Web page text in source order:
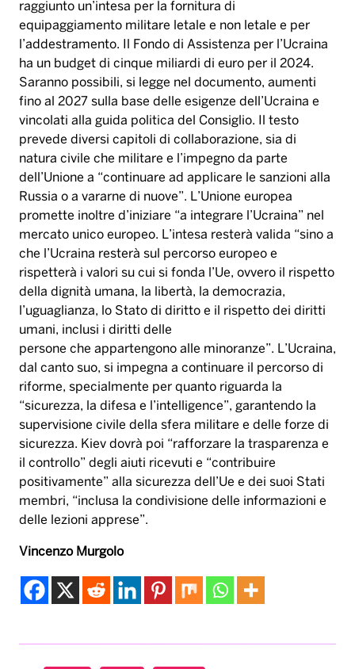
raggiunto un’intesa per la fornitura di
equipaggiamento militare letale e non letale e per
l’addestramento. Il Fondo di Assistenza per l’Ucraina
ha un budget di cinque miliardi di euro per il 2024.
Saranno possibili, si legge nel documento, aumenti
fino al 2027 sulla base delle esigenze dell’Ucraina e
vincolati alla guida politica del Consiglio. Il testo
prevede diversi capitoli di collaborazione, sia di
natura civile che militare e l’impegno da parte
dell’Unione a “continuare ad applicare le sanzioni alla
Russia o a vararne di nuove”. L’Unione europea
promette inoltre d’iniziare “a integrare l’Ucraina” nel
mercato unico europeo. L’intesa resterà valida “sino a
che l’Ucraina resterà sul percorso europeo e
rispetterà i valori su cui si fonda l’Ue, ovvero il rispetto
della dignità umana, la libertà, la democrazia,
l’uguaglianza, lo Stato di diritto e il rispetto dei diritti
umani, inclusi i diritti delle
persone che appartengono alle minoranze”. L’Ucraina,
dal canto suo, si impegna a continuare il percorso di
riforme, specialmente per quanto riguarda la
“sicurezza, la difesa e l’intelligence”, garantendo la
supervisione civile della sfera militare e delle forze di
sicurezza. Kiev dovrà poi “rafforzare la trasparenza e
il controllo” degli aiuti ricevuti e “contribuire
positivamente” alla sicurezza dell’Ue e dei suoi Stati
membri, “inclusa la condivisione delle informazioni e
delle lezioni apprese”.
Vincenzo Murgolo